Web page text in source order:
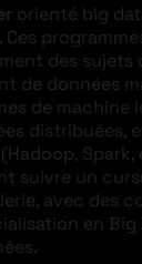
orienté big
Ces
des sujets
de données
de machine
distribuées,
suivre un
avec des
en